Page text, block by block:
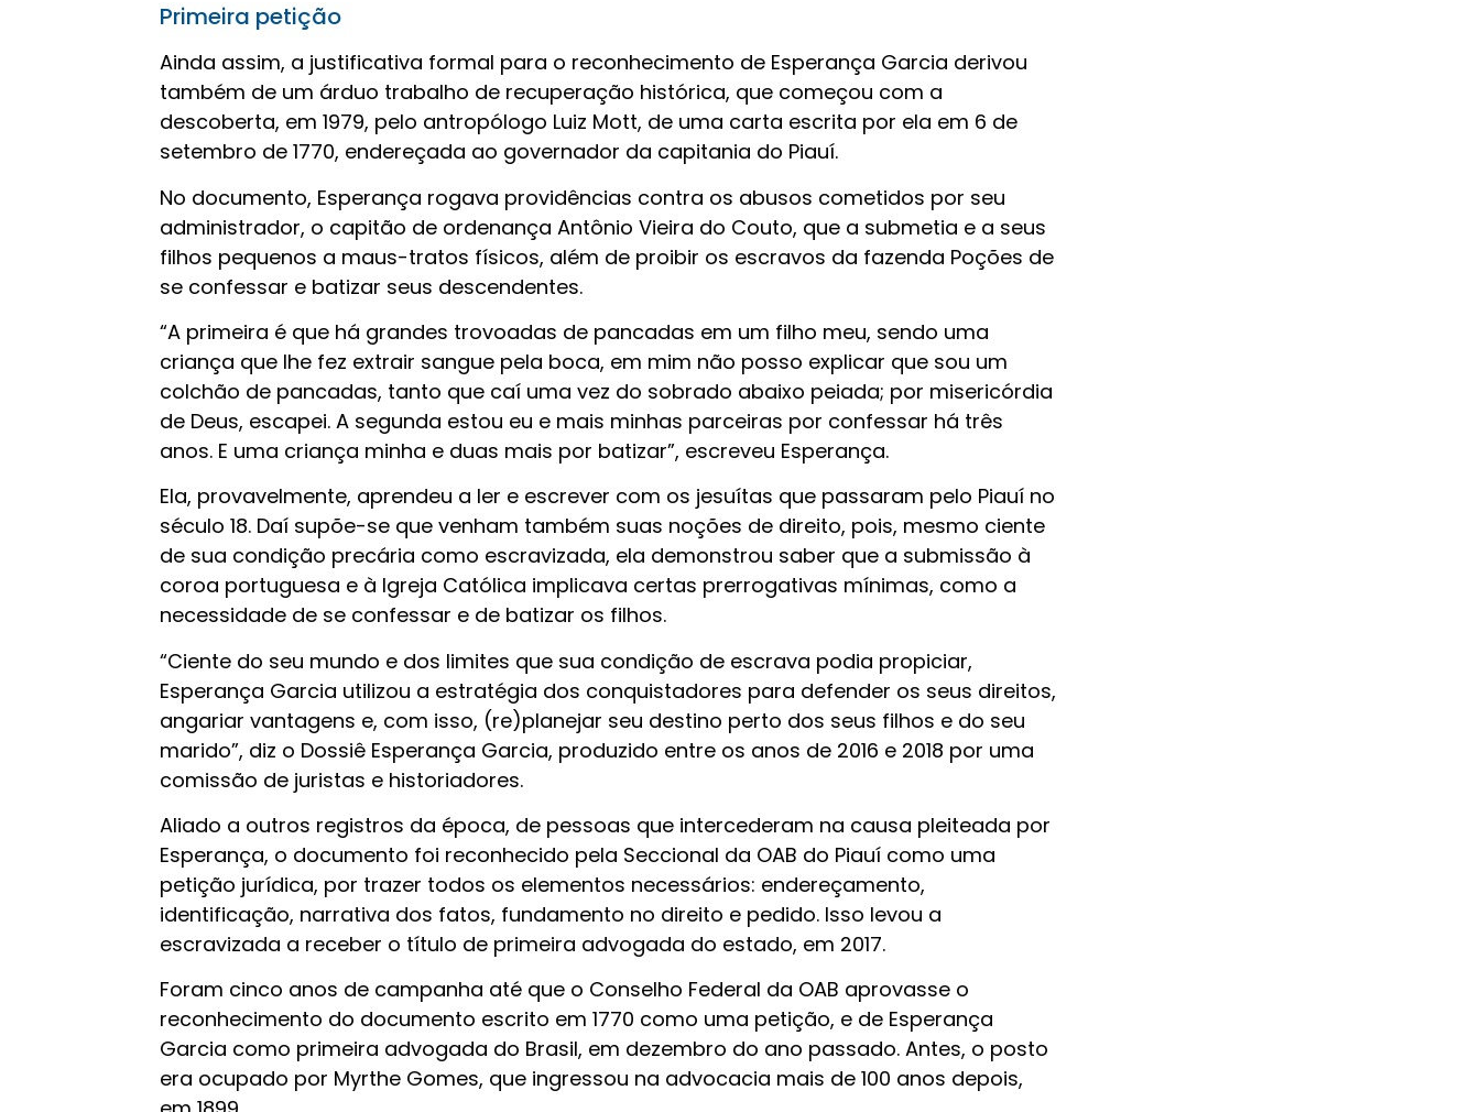
Primeira petição
Ainda assim, a justificativa formal para o reconhecimento de Esperança Garcia derivou
também de um árduo trabalho de recuperação histórica, que começou com a
descoberta, em 1979, pelo antropólogo Luiz Mott, de uma carta escrita por ela em 6 de
setembro de 1770, endereçada ao governador da capitania do Piauí.
No documento, Esperança rogava providências contra os abusos cometidos por seu
administrador, o capitão de ordenança Antônio Vieira do Couto, que a submetia e a seus
filhos pequenos a maus-tratos físicos, além de proibir os escravos da fazenda Poções de
se confessar e batizar seus descendentes.
“A primeira é que há grandes trovoadas de pancadas em um filho meu, sendo uma
criança que lhe fez extrair sangue pela boca, em mim não posso explicar que sou um
colchão de pancadas, tanto que caí uma vez do sobrado abaixo peiada; por misericórdia
de Deus, escapei. A segunda estou eu e mais minhas parceiras por confessar há três
anos. E uma criança minha e duas mais por batizar”, escreveu Esperança.
Ela, provavelmente, aprendeu a ler e escrever com os jesuítas que passaram pelo Piauí no
século 18. Daí supõe-se que venham também suas noções de direito, pois, mesmo ciente
de sua condição precária como escravizada, ela demonstrou saber que a submissão à
coroa portuguesa e à Igreja Católica implicava certas prerrogativas mínimas, como a
necessidade de se confessar e de batizar os filhos.
“Ciente do seu mundo e dos limites que sua condição de escrava podia propiciar,
Esperança Garcia utilizou a estratégia dos conquistadores para defender os seus direitos,
angariar vantagens e, com isso, (re)planejar seu destino perto dos seus filhos e do seu
marido”, diz o Dossiê Esperança Garcia, produzido entre os anos de 2016 e 2018 por uma
comissão de juristas e historiadores.
Aliado a outros registros da época, de pessoas que intercederam na causa pleiteada por
Esperança, o documento foi reconhecido pela Seccional da OAB do Piauí como uma
petição jurídica, por trazer todos os elementos necessários: endereçamento,
identificação, narrativa dos fatos, fundamento no direito e pedido. Isso levou a
escravizada a receber o título de primeira advogada do estado, em 2017.
Foram cinco anos de campanha até que o Conselho Federal da OAB aprovasse o
reconhecimento do documento escrito em 1770 como uma petição, e de Esperança
Garcia como primeira advogada do Brasil, em dezembro do ano passado. Antes, o posto
era ocupado por Myrthe Gomes, que ingressou na advocacia mais de 100 anos depois,